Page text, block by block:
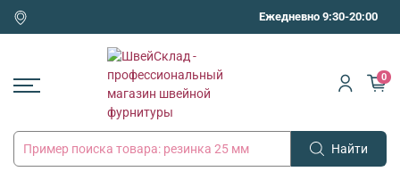
Ежедневно 9:30-20:00
Найти
0